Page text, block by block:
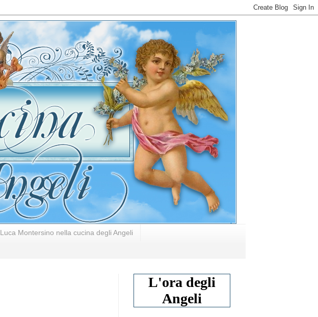
Luca Montersino nella cucina degli Angeli
L'ora degli
Angeli